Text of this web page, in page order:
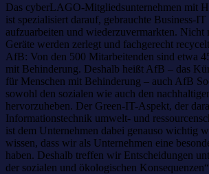
Das cyberLAGO-Mitgliedsunternehmen mit
ist spezialisiert darauf, gebrauchte Business-
aufzuarbeiten und wiederzuvermarkten. Nicht
Geräte werden zerlegt und fachgerecht
AfB: Von den 500 Mitarbeitenden sind etwa
mit Behinderung. Deshalb heißt AfB – das
für Menschen mit Behinderung – auch AfB
sowohl den sozialen wie auch den
hervorzuheben. Der Green-IT-Aspekt, der
Informationstechnik umwelt- und
ist dem Unternehmen dabei genauso wichtig
wissen, dass wir als Unternehmen eine
haben. Deshalb treffen wir Entscheidungen
der sozialen und ökologischen